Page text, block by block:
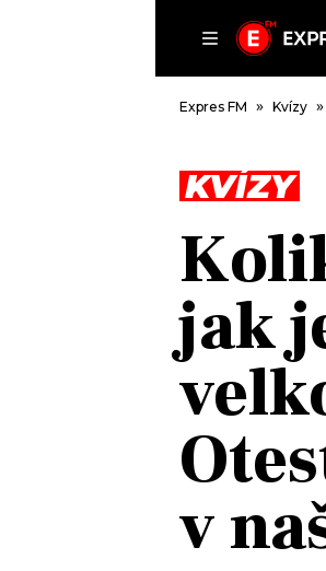
DOMŮ
ČLÁNKY
HUDBA
ROZHOVORY
#NEBUDUDOMA
KALENDÁŘ
KVÍZY
PODCASTY
JAK
Expres FM Kvízy
KVÍZY
jak
v